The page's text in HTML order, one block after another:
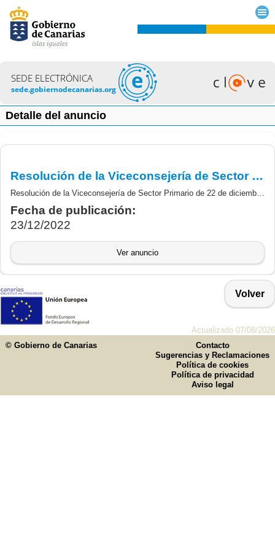
SEDE ELECTRÓNICA
sede.gobiernodecanarias.org
Detalle del anuncio
Resolución de la Viceconsejería de Sector Primario de 22 de diciembre de 2022 por la que se conceden las ayudas de estado POSEI establecidas en la Orden de 26 de abril de 2022, campaña 2021
Resolución de la Viceconsejería de Sector Primario de 22 de diciembre de 2022 por la que se conceden las ayudas establecidas en la orden de 26 de abril de 2022, por la que se convocan determinadas ayudas de estado adicionales a las medidas que componen el Programa Comunitario de Apoyo a las Producciones Agrarias de Canarias, referidas a la campaña 2021.
Fecha de publicación:
23/12/2022
Ver anuncio
Volver
Actualizado 07/08/2026
© Gobierno de Canarias
Contacto
Sugerencias y Reclamaciones
Política de cookies
Política de privacidad
Aviso legal